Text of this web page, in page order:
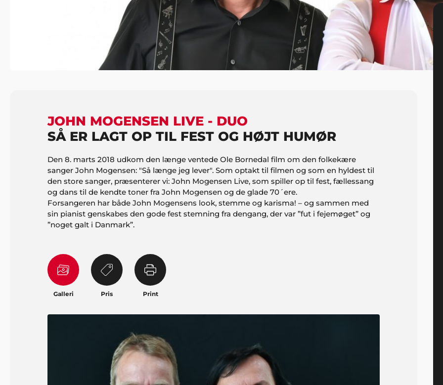
JOHN MOGENSEN LIVE - DUO
SÅ ER LAGT OP TIL FEST OG HØJT HUMØR
Den 8. marts 2018 udkom den længe ventede Ole Bornedal film om den folkekære
sanger John Mogensen: "Så længe jeg lever". Som optakt til filmen og som en hyldest til
den store sanger, præsenterer vi: John Mogensen Live, som spiller op til fest, fællessang
og dans til de kendte toner fra John Mogensen og de glade 70´ere.
Forsangeren har både John Mogensens look, stemme og karisma! – og sammen med
sin pianist genskabes den gode fest stemning fra dengang, der var ”fut i fejemøget” og
”noget galt i Danmark”.
Galleri Pris Print